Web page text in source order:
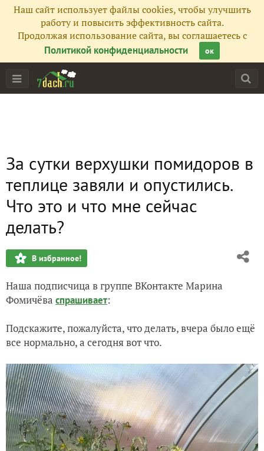
Наш сайт использует файлы cookies, чтобы улучшить
работу и повысить эффективность сайта.
Продолжая использование сайта, вы соглашаетесь с
Политикой конфиденциальности
ок
За сутки верхушки помидоров в
теплице завяли и опустились.
Что это и что мне сейчас
делать?
В избранное!
Наша подписчица в группе ВКонтакте Марина
Фомичёва спрашивает:
Подскажите, пожалуйста, что делать, вчера было ещё
все нормально, а сегодня вот что.